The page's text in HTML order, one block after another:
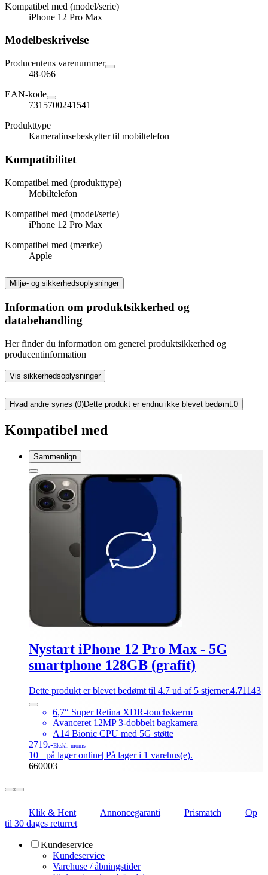
Kompatibel med (model/serie)
iPhone 12 Pro Max
Modelbeskrivelse
Producentens varenummer
48-066
EAN-kode
7315700241541
Produkttype
Kameralinsebeskytter til mobiltelefon
Kompatibilitet
Kompatibel med (produkttype)
Mobiltelefon
Kompatibel med (model/serie)
iPhone 12 Pro Max
Kompatibel med (mærke)
Apple
Miljø- og sikkerhedsoplysninger
Information om produktsikkerhed og
databehandling
Her finder du information om generel produktsikkerhed og
producentinformation
Vis sikkerhedsoplysninger
Hvad andre synes (0)Dette produkt er endnu ikke blevet bedømt.0
Kompatibel med
Sammenlign
Nystart iPhone 12 Pro Max - 5G
smartphone 128GB (grafit)
Dette produkt er blevet bedømt til 4.7 ud af 5 stjerner.4.71143
6,7“ Super Retina XDR-touchskærm
Avanceret 12MP 3-dobbelt bagkamera
A14 Bionic CPU med 5G støtte
2719.-Ekskl. moms
10+ på lager online| På lager i 1 varehus(e).
660003
Klik & Hent Annoncegaranti Prismatch
Op
til 30 dages returret
Kundeservice
Kundeservice
Varehuse / åbningstider